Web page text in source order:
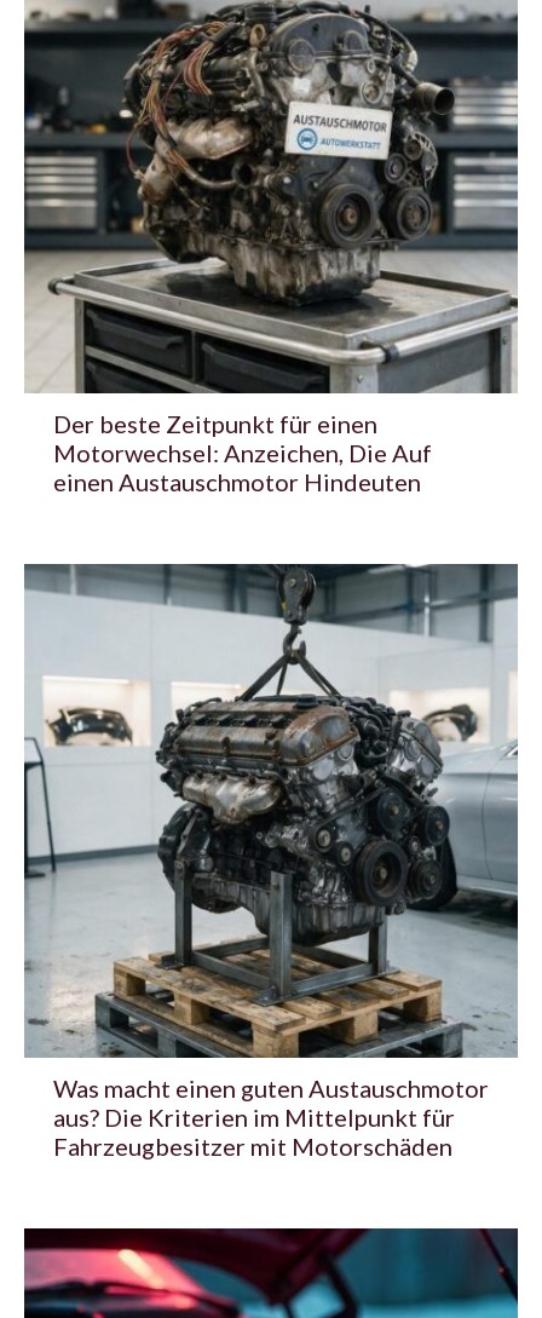
Der beste Zeitpunkt für einen
Motorwechsel: Anzeichen, Die Auf
einen Austauschmotor Hindeuten
Was macht einen guten Austauschmotor
aus? Die Kriterien im Mittelpunkt für
Fahrzeugbesitzer mit Motorschäden